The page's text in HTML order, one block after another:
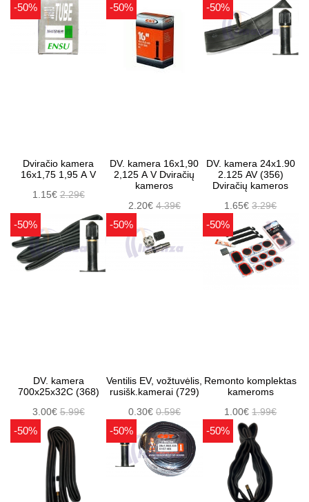
-50%
Dviračio kamera
16x1,75 1,95 A V
1.15€2.29€
-50%
DV. kamera 16x1,90
2,125 A V Dviračių
kameros
2.20€ 4.39€
-50%
DV. kamera 24x1.90
2.125 AV (356)
Dviračių kameros
1.65€3.29€
-50%
DV. kamera
700x25x32C (368)
3.00€5.99€
-50%
Ventilis EV, vožtuvėlis,
rusišk.kamerai (729)
0.30€ 0.59€
-50%
Remonto komplektas
kameroms
1.00€1.99€
-50% -50% -50%